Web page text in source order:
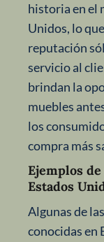
historia en el
Unidos, lo
reputación
servicio al
brindan la
muebles
los
compra más
Ejemplos
Estados
Algunas de
conocidas en